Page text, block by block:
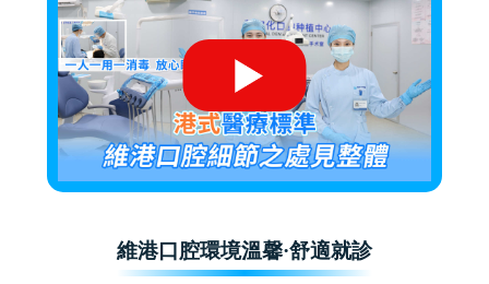
維港口腔環境溫馨·舒適就診